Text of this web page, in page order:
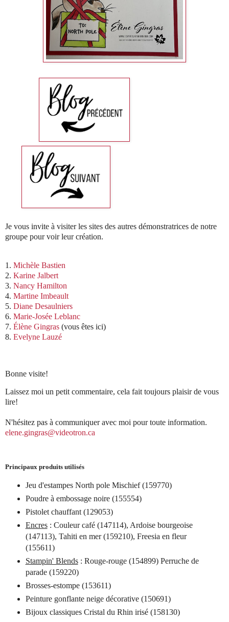
Je vous invite à visiter les sites des autres démonstratrices de notre
groupe pour voir leur création.
1. Michèle Bastien
2. Karine Jalbert
3. Nancy Hamilton
4. Martine Imbeault
5. Diane Desaulniers
6. Marie-Josée Leblanc
7. Élène Gingras (vous êtes ici)
8. Evelyne Lauzé
Bonne visite!
Laissez moi un petit commentaire, cela fait toujours plaisir de vous
lire!
N'hésitez pas à communiquer avec moi pour toute information.
elene.gingras@videotron.ca
Principaux produits utilisés
Jeu d'estampes North pole Mischief (159770)
Poudre à embossage noire (155554)
Pistolet chauffant (129053)
Encres: Couleur café (147114), Ardoise bourgeoise
(147113), Tahiti en mer (159210), Freesia en fleur
(155611)
Stampin' Blends: Rouge-rouge (154899) Perruche de
parade (159220)
Brosses-estompe (153611)
Peinture gonflante neige décorative (150691)
Bijoux classiques Cristal du Rhin irisé (158130)